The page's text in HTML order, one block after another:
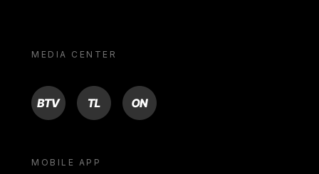
MEDIA CENTER
BTV TL ON
MOBILE APP